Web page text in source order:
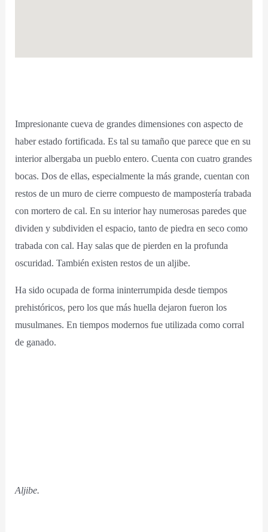
Impresionante cueva de grandes dimensiones con aspecto de
haber estado fortificada. Es tal su tamaño que parece que en su
interior albergaba un pueblo entero. Cuenta con cuatro grandes
bocas. Dos de ellas, especialmente la más grande, cuentan con
restos de un muro de cierre compuesto de mampostería trabada
con mortero de cal. En su interior hay numerosas paredes que
dividen y subdividen el espacio, tanto de piedra en seco como
trabada con cal. Hay salas que de pierden en la profunda
oscuridad. También existen restos de un aljibe.
Ha sido ocupada de forma ininterrumpida desde tiempos
prehistóricos, pero los que más huella dejaron fueron los
musulmanes. En tiempos modernos fue utilizada como corral
de ganado.
Aljibe.